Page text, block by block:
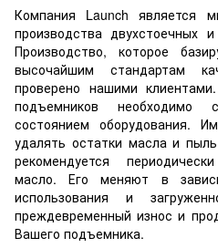
Компания Launch является
производства двухстоечных
Производство, которое
высочайшим стандартам
проверено нашими
подъемников необходимо
состоянием оборудования.
удалять остатки масла и
рекомендуется
масло. Его меняют в
использования и
преждевременный износ и
Вашего подъемника.